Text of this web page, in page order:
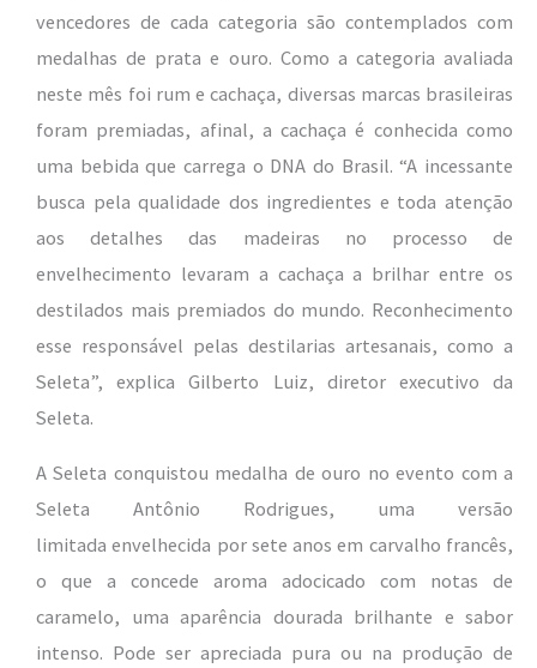
vencedores de cada categoria são contemplados com
medalhas de prata e ouro. Como a categoria avaliada
neste mês foi rum e cachaça, diversas marcas brasileiras
foram premiadas, afinal, a cachaça é conhecida como
uma bebida que carrega o DNA do Brasil. “A incessante
busca pela qualidade dos ingredientes e toda atenção
aos detalhes das madeiras no processo de
envelhecimento levaram a cachaça a brilhar entre os
destilados mais premiados do mundo. Reconhecimento
esse responsável pelas destilarias artesanais, como a
Seleta”, explica Gilberto Luiz, diretor executivo da
Seleta.
A Seleta conquistou medalha de ouro no evento com a
Seleta Antônio Rodrigues, uma versão
limitada envelhecida por sete anos em carvalho francês,
o que a concede aroma adocicado com notas de
caramelo, uma aparência dourada brilhante e sabor
intenso. Pode ser apreciada pura ou na produção de